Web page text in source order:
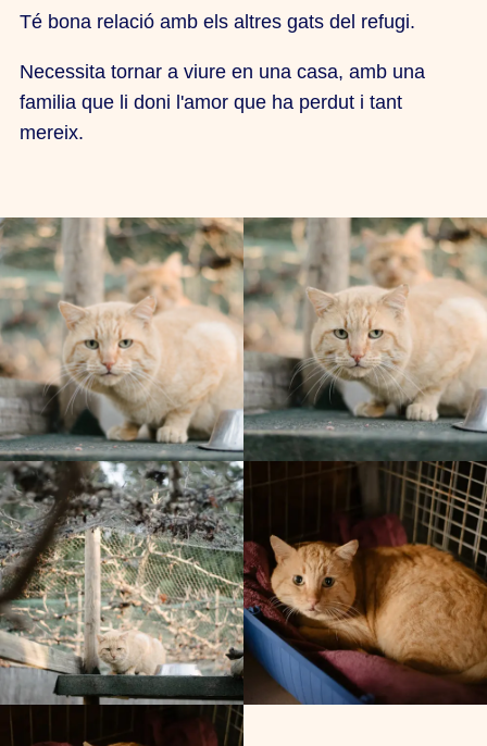
Té bona relació amb els altres gats del refugi.
Necessita tornar a viure en una casa, amb una
familia que li doni l'amor que ha perdut i tant
mereix.